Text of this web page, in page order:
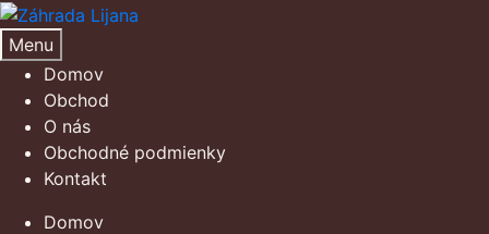
Preskočiť
na
navigáciu
Preskočiť
na
obsah
Menu
Domov
Obchod
O nás
Obchodné podmienky
Kontakt
Domov